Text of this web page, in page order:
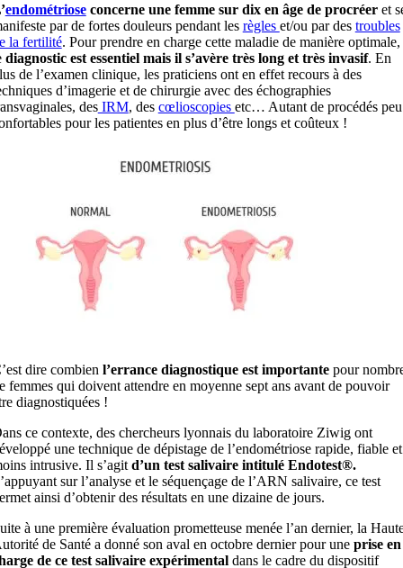
endométrioseconcerne une femme sur dix en âge de procréeret
par de fortes douleurs pendant les règles et/ou par des troubles
la fertilité. Pour prendre en charge cette maladie de manière optimale,
diagnostic est essentiel mais il s’avère très long et très invasif. En
de l’examen clinique, les praticiens ont en effet recours à des
d’imagerie et de chirurgie avec des échographies
desIRM, des cœlioscopies etc… Autant de procédés peu
pour les patientes en plus d’être longs et coûteux !
dire combien l’errance diagnostique est importantepour
femmes qui doivent attendre en moyenne sept ans avant de pouvoir
diagnostiquées !
ce contexte, des chercheurs lyonnais du laboratoire Ziwig ont
une technique de dépistage de l’endométriose rapide, fiable et
intrusive. Il s’agit d’un test salivaire intitulé Endotest®.
sur l’analyse et le séquençage de l’ARN salivaire, ce test
ainsi d’obtenir des résultats en une dizaine de jours.
à une première évaluation prometteuse menée l’an dernier, la
de Santé a donné son aval en octobre dernier pour une prise en
de ce test salivaire expérimental dans le cadre du dispositif